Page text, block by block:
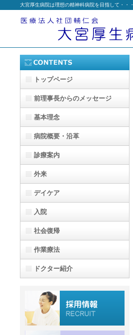
大宮厚生病院は理想の精神科病院を目指して・・・
トップページ
前理事長からのメッセージ
基本理念
病院概要・沿革
診療案内
外来
デイケア
入院
社会復帰
作業療法
ドクター紹介